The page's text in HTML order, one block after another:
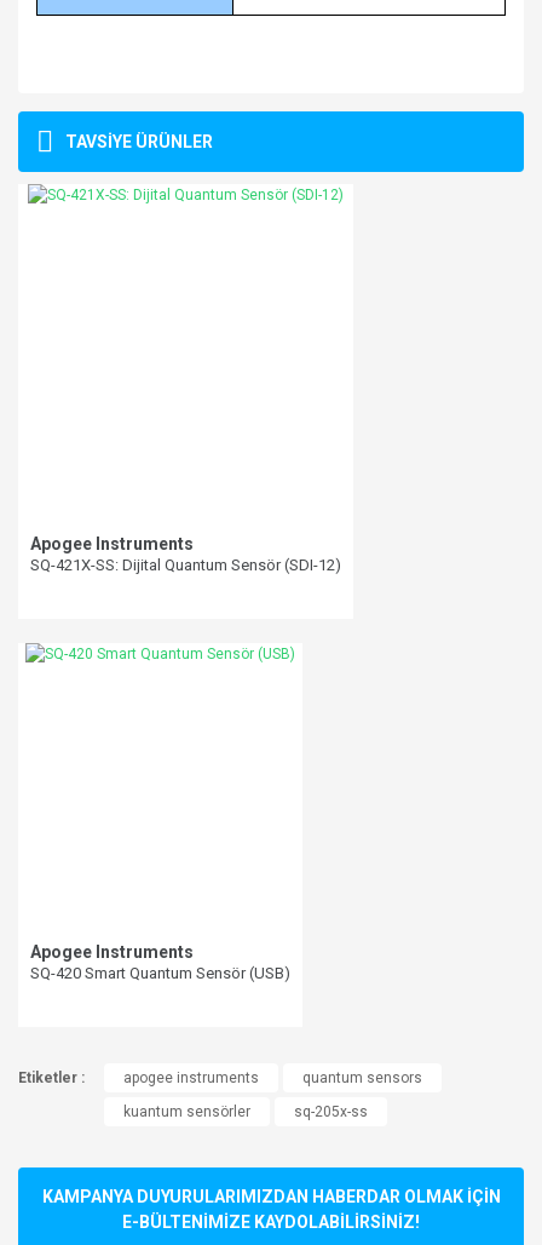
Bu ürüne ilk yorumu siz yapın!
kullanarak tarafımıza iletebilirsiniz.
Görüş ve önerileriniz için teşekkür ederiz.
TAVSİYE ÜRÜNLER
Apogee Instruments
SQ-421X-SS: Dijital Quantum Sensör (SDI-12)
Apogee Instruments
SQ-420 Smart Quantum Sensör (USB)
Etiketler : apogee instruments
quantum sensors
kuantum sensörler
sq-205x-ss
KAMPANYA DUYURULARIMIZDAN HABERDAR OLMAK İÇİN
E-BÜLTENİMİZE KAYDOLABİLİRSİNİZ!